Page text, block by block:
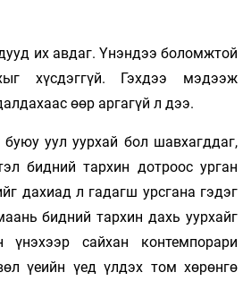
их авдаг. Үнэндээ боломжтой
хүсдэггүй. Гэхдээ мэдээж
өөр аргагүй л дээ.
буюу уул уурхай бол шавхагддаг,
бидний тархин дотроос урган
дахиад л гадагш урсгана гэдэг
бидний тархин дахь уурхайг
үнэхээр сайхан контемпорари
үеийн үед үлдэх том хөрөнгө